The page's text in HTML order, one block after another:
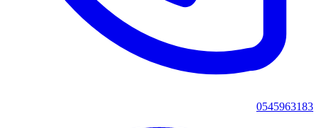
0545963183